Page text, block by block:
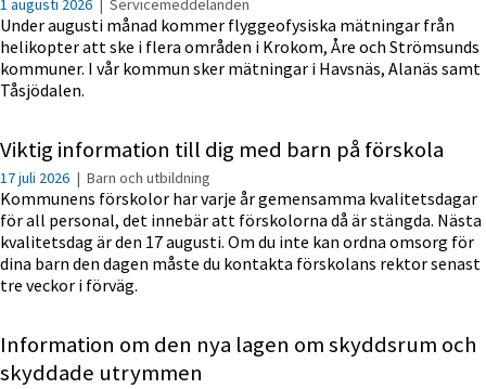
1 augusti 2026 | Servicemeddelanden
Under augusti månad kommer flyggeofysiska mätningar från
helikopter att ske i flera områden i Krokom, Åre och Strömsunds
kommuner. I vår kommun sker mätningar i Havsnäs, Alanäs samt
Tåsjödalen.
Viktig information till dig med barn på förskola
17 juli 2026 | Barn och utbildning
Kommunens förskolor har varje år gemensamma kvalitetsdagar
för all personal, det innebär att förskolorna då är stängda. Nästa
kvalitetsdag är den 17 augusti. Om du inte kan ordna omsorg för
dina barn den dagen måste du kontakta förskolans rektor senast
tre veckor i förväg.
Information om den nya lagen om skyddsrum och
skyddade utrymmen